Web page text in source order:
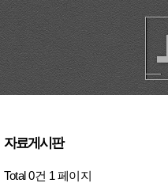
자료게시판
Total 0건 1 페이지